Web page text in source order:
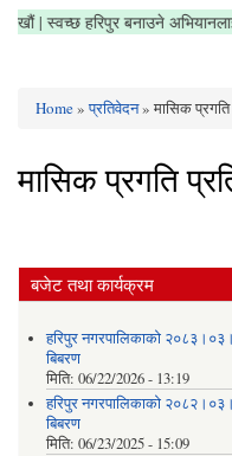
सफा राखौं | स्वच्छ हरिपुर बनाउने
You are here
Home»प्रतिवेदन» मासिक प्रगति
मासिक प्रगति
बजेट तथा कार्यक्रम
हरिपुर नगरपालिकाको
बिबरण
मिति: 06/22/2026 - 13:19
हरिपुर नगरपालिकाको
बिबरण
मिति: 06/23/2025 - 15:09